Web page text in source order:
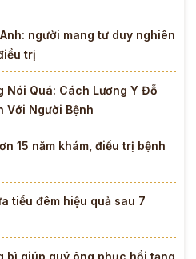
người mang tư duy nghiên
trị
Nói Quá: Cách Lương Y Đỗ
Với Người Bệnh
15 năm khám, điều trị bệnh
tiểu đêm hiệu quả sau 7